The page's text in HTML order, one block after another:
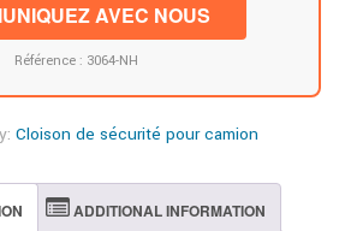
AVEC NOUS
Référence : 3064-NH
Cloison de sécurité pour camion
ADDITIONAL INFORMATION